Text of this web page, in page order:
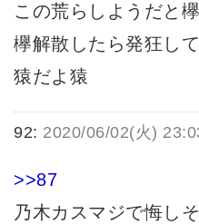
この荒らしようだと
欅解散したら発狂し
猿だよ猿
92: 2020/06/02(火)
>>87
乃木カスマジで悔し